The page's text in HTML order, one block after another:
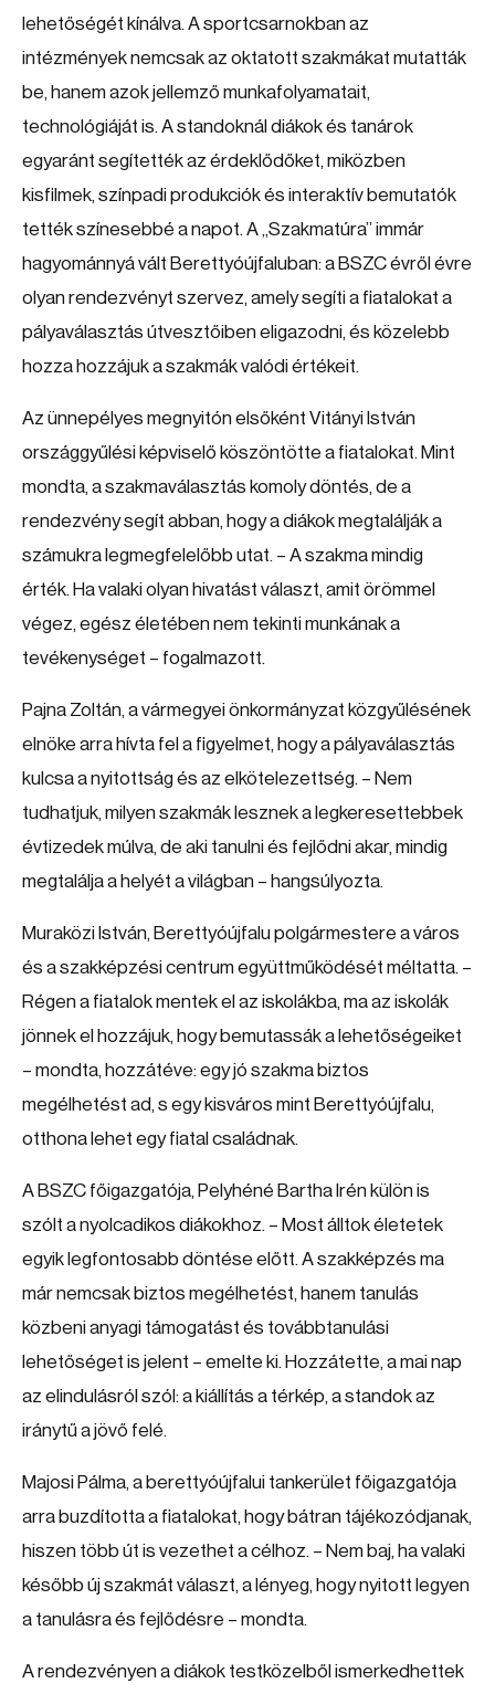
lehetőségét kínálva. A sportcsarnokban az
intézmények nemcsak az oktatott szakmákat mutatták
be, hanem azok jellemző munkafolyamatait,
technológiáját is. A standoknál diákok és tanárok
egyaránt segítették az érdeklődőket, miközben
kisfilmek, színpadi produkciók és interaktív bemutatók
tették színesebbé a napot. A „Szakmatúra” immár
hagyománnyá vált Berettyóújfaluban: a BSZC évről évre
olyan rendezvényt szervez, amely segíti a fiatalokat a
pályaválasztás útvesztőiben eligazodni, és közelebb
hozza hozzájuk a szakmák valódi értékeit.
Az ünnepélyes megnyitón elsőként Vitányi István
országgyűlési képviselő köszöntötte a fiatalokat. Mint
mondta, a szakmaválasztás komoly döntés, de a
rendezvény segít abban, hogy a diákok megtalálják a
számukra legmegfelelőbb utat. – A szakma mindig
érték. Ha valaki olyan hivatást választ, amit örömmel
végez, egész életében nem tekinti munkának a
tevékenységet – fogalmazott.
Pajna Zoltán, a vármegyei önkormányzat közgyűlésének
elnöke arra hívta fel a figyelmet, hogy a pályaválasztás
kulcsa a nyitottság és az elkötelezettség. – Nem
tudhatjuk, milyen szakmák lesznek a legkeresettebbek
évtizedek múlva, de aki tanulni és fejlődni akar, mindig
megtalálja a helyét a világban – hangsúlyozta.
Muraközi István, Berettyóújfalu polgármestere a város
és a szakképzési centrum együttműködését méltatta. –
Régen a fiatalok mentek el az iskolákba, ma az iskolák
jönnek el hozzájuk, hogy bemutassák a lehetőségeiket
– mondta, hozzátéve: egy jó szakma biztos
megélhetést ad, s egy kisváros mint Berettyóújfalu,
otthona lehet egy fiatal családnak.
A BSZC főigazgatója, Pelyhéné Bartha Irén külön is
szólt a nyolcadikos diákokhoz. – Most álltok életetek
egyik legfontosabb döntése előtt. A szakképzés ma
már nemcsak biztos megélhetést, hanem tanulás
közbeni anyagi támogatást és továbbtanulási
lehetőséget is jelent – emelte ki. Hozzátette, a mai nap
az elindulásról szól: a kiállítás a térkép, a standok az
iránytű a jövő felé.
Majosi Pálma, a berettyóújfalui tankerület főigazgatója
arra buzdította a fiatalokat, hogy bátran tájékozódjanak,
hiszen több út is vezethet a célhoz. – Nem baj, ha valaki
később új szakmát választ, a lényeg, hogy nyitott legyen
a tanulásra és fejlődésre – mondta.
A rendezvényen a diákok testközelből ismerkedhettek